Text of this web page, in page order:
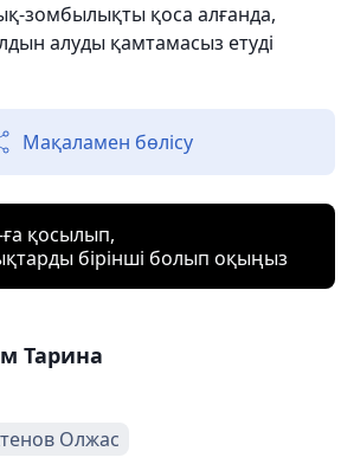
зомбылықты қоса алғанда,
алуды қамтамасыз етуді
Мақаламен бөлісу
қосылып,
бірінші болып оқыңыз
Тарина
Олжас